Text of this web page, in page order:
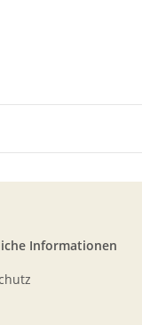
Informationen